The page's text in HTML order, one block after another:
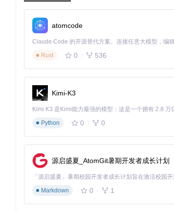
git clone
2.2 语言包安装与配置步骤
🔧操作：中文语言包安装流程
从项目的translations/目录下载最新的zh-
将文件放置在程序根目录下的Languages文
启动FanControl，点击左侧导航栏的
在设置界面中找到"Language"（语言）下拉菜
选择"Chinese (Simplified)"选项并点击"Apply"
重启软件使更改生效
✅成功：完成上述步骤后，软件界面将完全切换
三、编码问题解决：如何处理本地化
3.1 中文显示异常的根源分析
软件本地化过程中，中文显示为方框或乱码通常
atomcode
Rust
0 536
Kimi-K3
Python
0 0
源启盛夏_AtomGit暑期开发者成长计划
Markdown
0 1